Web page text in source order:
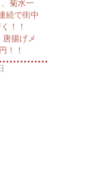
菊水一
続で街中
！！
揚げメ
！！